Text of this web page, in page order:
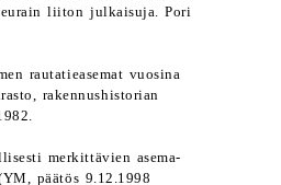
liiton julkaisuja. Pori
rautatieasemat vuosina
rakennushistorian
merkittävien asema-
päätös 9.12.1998